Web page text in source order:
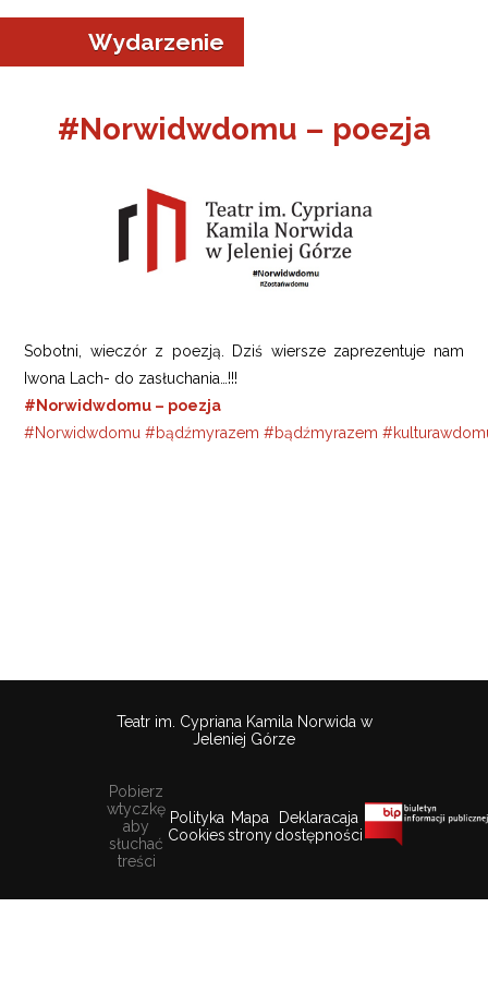
Wydarzenie
#Norwidwdomu – poezja
Sobotni, wieczór z poezją. Dziś wiersze zaprezentuje nam
Iwona Lach- do zasłuchania…!!!
#Norwidwdomu – poezja
#Norwidwdomu #bądźmyrazem #bądźmyrazem #
Teatr im. Cypriana Kamila Norwida w
Jeleniej Górze
Pobierz
wtyczkę
aby
słuchać
treści
Polityka
Cookies
Mapa
strony
Deklaracaja
dostępności